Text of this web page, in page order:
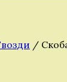
/